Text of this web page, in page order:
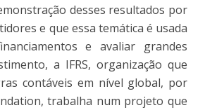
desses resultados por
e que essa temática é usada
e avaliar grandes
a IFRS, organização que
contáveis em nível global, por
trabalha num projeto que